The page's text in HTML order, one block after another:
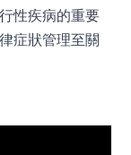
性疾病的重要
症狀管理至關